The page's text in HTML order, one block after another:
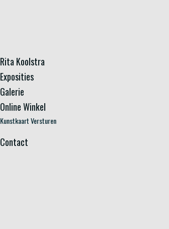
Rita Koolstra
Exposities
Galerie
Online Winkel
Kunstkaart Versturen
Contact